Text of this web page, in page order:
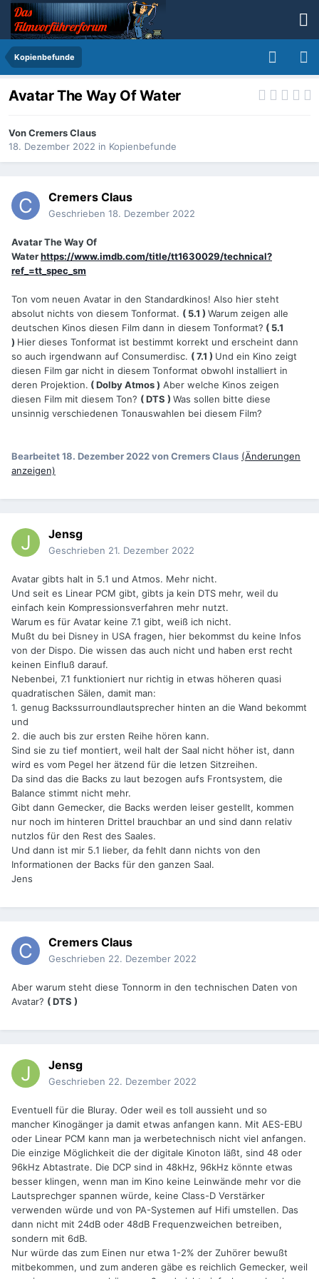
Kopienbefunde
Avatar The Way Of Water
VonCremers Claus
18. Dezember 2022 in Kopienbefunde
Cremers Claus
Geschrieben 18. Dezember 2022
Avatar The Way Of
Waterhttps://www.imdb.com/title/tt1630029/technical?
ref_=tt_spec_sm
Ton vom neuen Avatar in den Standardkinos! Also hier steht
absolut nichts von diesem Tonformat. ( 5.1 ) Warum zeigen alle
deutschen Kinos diesen Film dann in diesem Tonformat? ( 5.1
) Hier dieses Tonformat ist bestimmt korrekt und erscheint dann
so auch irgendwann auf Consumerdisc. ( 7.1 ) Und ein Kino zeigt
diesen Film gar nicht in diesem Tonformat obwohl installiert in
deren Projektion. ( Dolby Atmos ) Aber welche Kinos zeigen
diesen Film mit diesem Ton? ( DTS ) Was sollen bitte diese
unsinnig verschiedenen Tonauswahlen bei diesem Film?
Bearbeitet18. Dezember 2022von Cremers Claus (Änderungen
anzeigen)
Jensg
Geschrieben 21. Dezember 2022
Avatar gibts halt in 5.1 und Atmos. Mehr nicht.
Und seit es Linear PCM gibt, gibts ja kein DTS mehr, weil du
einfach kein Kompressionsverfahren mehr nutzt.
Warum es für Avatar keine 7.1 gibt, weiß ich nicht.
Mußt du bei Disney in USA fragen, hier bekommst du keine Infos
von der Dispo. Die wissen das auch nicht und haben erst recht
keinen Einfluß darauf.
Nebenbei, 7.1 funktioniert nur richtig in etwas höheren quasi
quadratischen Sälen, damit man:
1. genug Backssurroundlautsprecher hinten an die Wand bekommt
und
2. die auch bis zur ersten Reihe hören kann.
Sind sie zu tief montiert, weil halt der Saal nicht höher ist, dann
wird es vom Pegel her ätzend für die letzen Sitzreihen.
Da sind das die Backs zu laut bezogen aufs Frontsystem, die
Balance stimmt nicht mehr.
Gibt dann Gemecker, die Backs werden leiser gestellt, kommen
nur noch im hinteren Drittel brauchbar an und sind dann relativ
nutzlos für den Rest des Saales.
Und dann ist mir 5.1 lieber, da fehlt dann nichts von den
Informationen der Backs für den ganzen Saal.
Jens
Cremers Claus
Geschrieben 22. Dezember 2022
Aber warum steht diese Tonnorm in den technischen Daten von
Avatar? ( DTS )
Jensg
Geschrieben 22. Dezember 2022
Eventuell für die Bluray. Oder weil es toll aussieht und so
mancher Kinogänger ja damit etwas anfangen kann. Mit AES-EBU
oder Linear PCM kann man ja werbetechnisch nicht viel anfangen.
Die einzige Möglichkeit die der digitale Kinoton läßt, sind 48 oder
96kHz Abtastrate. Die DCP sind in 48kHz, 96kHz könnte etwas
besser klingen, wenn man im Kino keine Leinwände mehr vor die
Lautsprechger spannen würde, keine Class-D Verstärker
verwenden würde und von PA-Systemen auf Hifi umstellen. Das
dann nicht mit 24dB oder 48dB Frequenzweichen betreiben,
sondern mit 6dB.
Nur würde das zum Einen nur etwa 1-2% der Zuhörer bewußt
mitbekommen, und zum anderen gäbe es reichlich Gemecker, weil